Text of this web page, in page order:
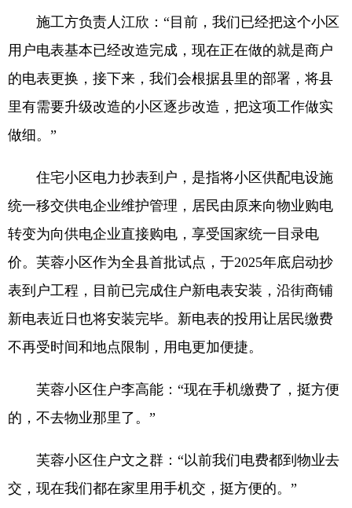
施工方负责人江欣：“目前，我们已经把这个小区
用户电表基本已经改造完成，现在正在做的就是商户
的电表更换，接下来，我们会根据县里的部署，将县
里有需要升级改造的小区逐步改造，把这项工作做实
做细。”
住宅小区电力抄表到户，是指将小区供配电设施
统一移交供电企业维护管理，居民由原来向物业购电
转变为向供电企业直接购电，享受国家统一目录电
价。芙蓉小区作为全县首批试点，于2025年底启动抄
表到户工程，目前已完成住户新电表安装，沿街商铺
新电表近日也将安装完毕。新电表的投用让居民缴费
不再受时间和地点限制，用电更加便捷。
芙蓉小区住户李高能：“现在手机缴费了，挺方便
的，不去物业那里了。”
芙蓉小区住户文之群：“以前我们电费都到物业去
交，现在我们都在家里用手机交，挺方便的。”